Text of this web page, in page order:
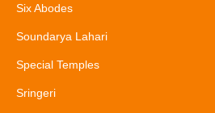
Six Abodes
Soundarya Lahari
Special Temples
Sringeri